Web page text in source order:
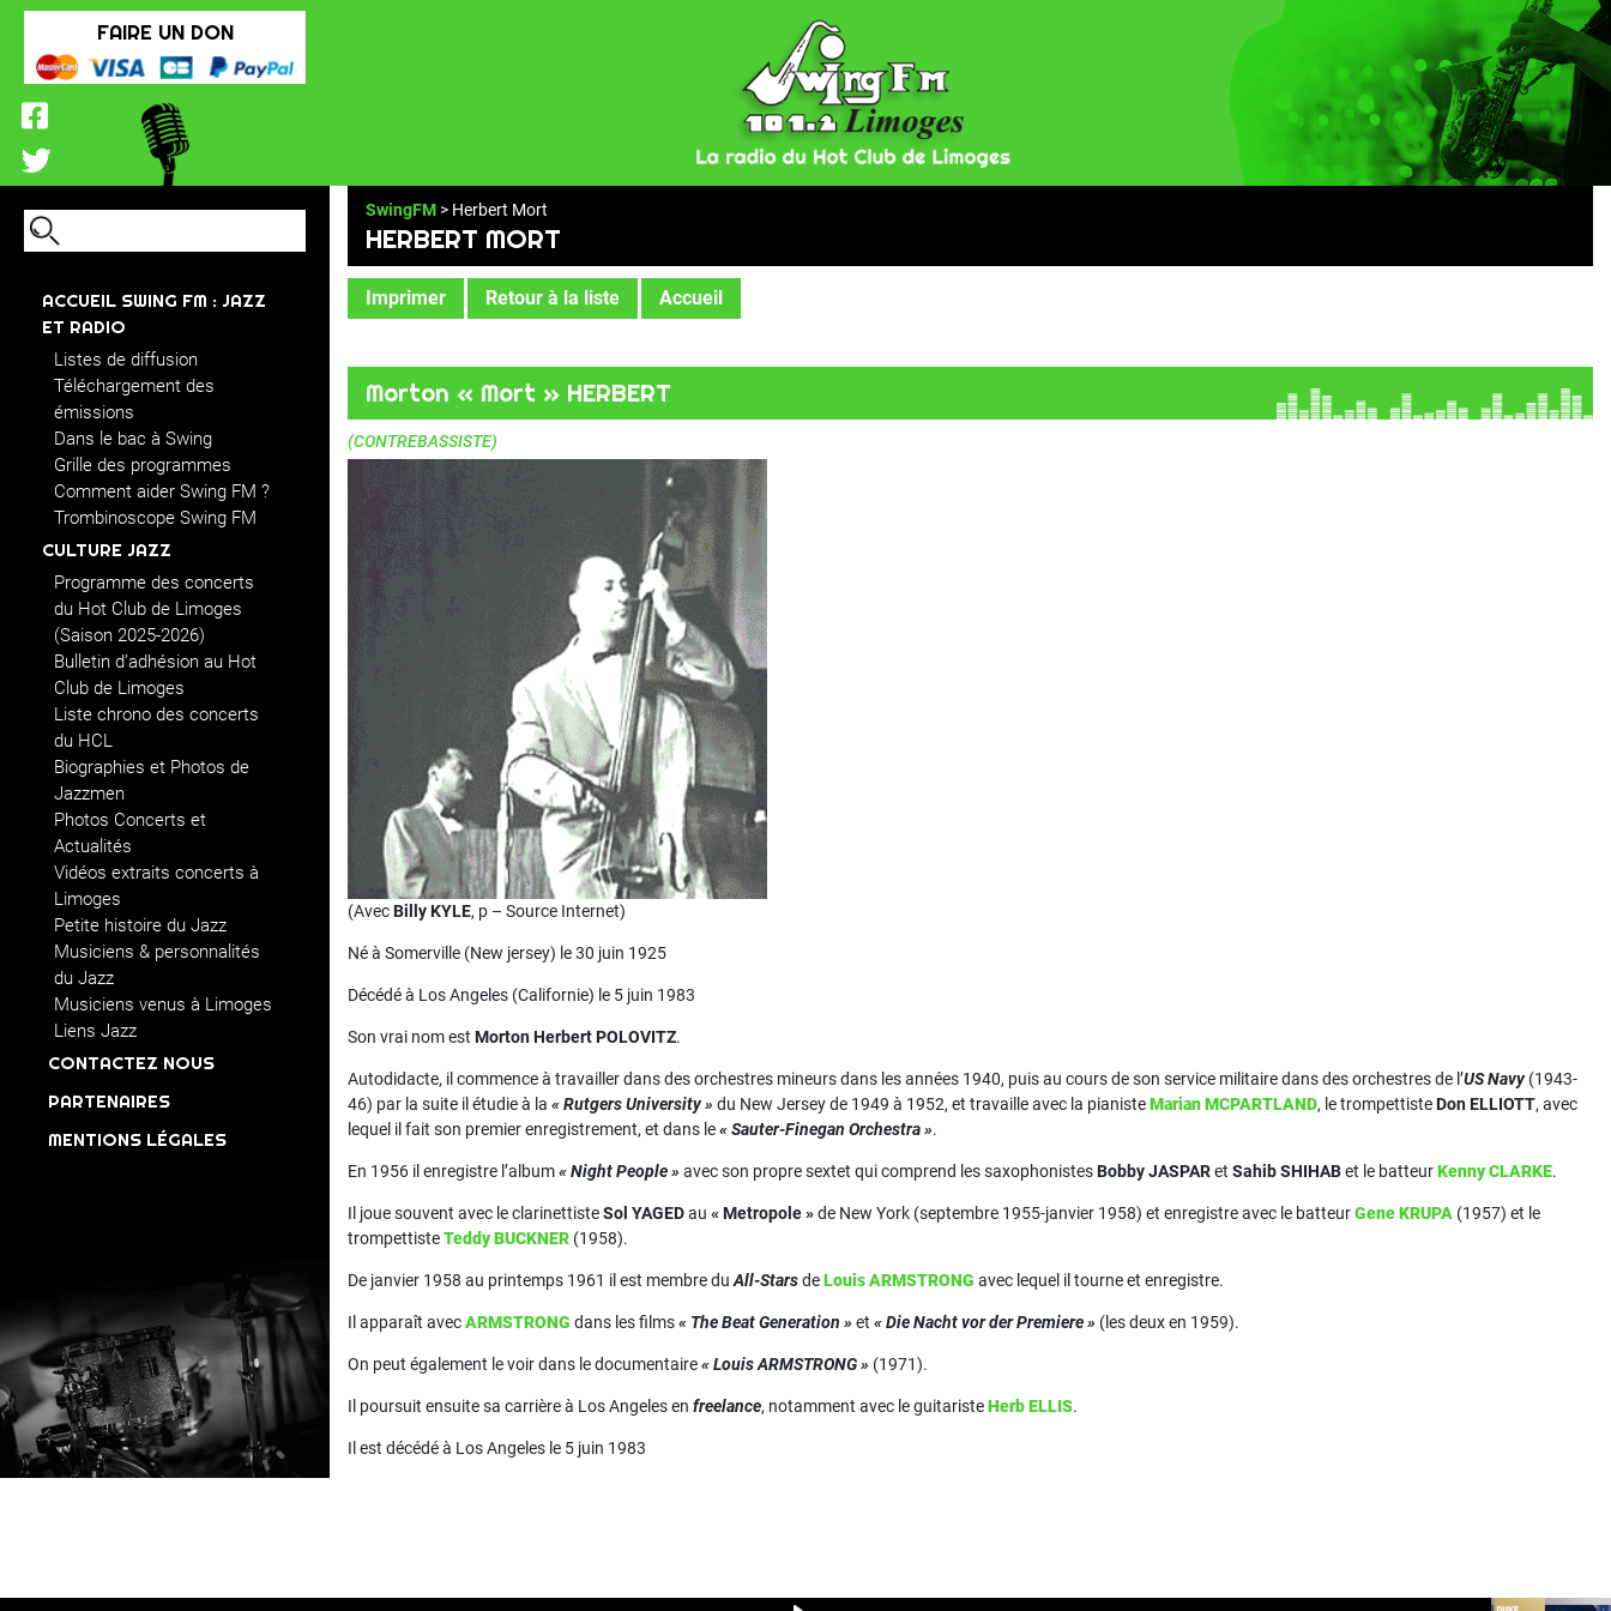
FAIRE UN DON
ACCUEIL SWING FM : JAZZ
ET RADIO
Listes de diffusion
Téléchargement des
émissions
Dans le bac à Swing
Grille des programmes
Comment aider Swing FM ?
Trombinoscope Swing FM
CULTURE JAZZ
Programme des concerts
du Hot Club de Limoges
(Saison 2025-2026)
Bulletin d’adhésion au Hot
Club de Limoges
Liste chrono des concerts
du HCL
Biographies et Photos de
Jazzmen
Photos Concerts et
Actualités
Vidéos extraits concerts à
Limoges
Petite histoire du Jazz
Musiciens & personnalités
du Jazz
Musiciens venus à Limoges
Liens Jazz
CONTACTEZ NOUS
PARTENAIRES
MENTIONS LÉGALES
SwingFM > Herbert Mort
HERBERT MORT
Imprimer Retour à la liste Accueil
Morton « Mort » HERBERT
(CONTREBASSISTE)
(AvecBilly KYLE, p – Source Internet)
Né à Somerville (New jersey) le 30 juin 1925
Décédé à Los Angeles (Californie) le 5 juin 1983
Son vrai nom est Morton Herbert POLOVITZ.
Autodidacte, il commence à travailler dans des orchestres mineurs dans les années 1940, puis au cours de son service militaire dans des orchestres de l’US Navy(1943-
46) par la suite il étudie à la « Rutgers University » du New Jersey de 1949 à 1952, et travaille avec la pianisteMarian MCPARTLAND, le trompettisteDon ELLIOTT, avec
lequel il fait son premier enregistrement, et dans le« Sauter-Finegan Orchestra ».
En 1956 il enregistre l’album« Night People » avec son propre sextet qui comprend les saxophonistesBobby JASPARet Sahib SHIHABet le batteurKenny CLARKE.
Il joue souvent avec le clarinettisteSol YAGEDau « Metropole »de New York (septembre 1955-janvier 1958) et enregistre avec le batteurGene KRUPA (1957) et le
trompettisteTeddy BUCKNER (1958).
De janvier 1958 au printemps 1961 il est membre du All-StarsdeLouis ARMSTRONG avec lequel il tourne et enregistre.
Il apparaît avecARMSTRONG dans les films« The Beat Generation » et « Die Nacht vor der Premiere » (les deux en 1959).
On peut également le voir dans le documentaire« Louis ARMSTRONG » (1971).
Il poursuit ensuite sa carrière à Los Angeles en freelance, notamment avec le guitaristeHerb ELLIS.
Il est décédé à Los Angeles le 5 juin 1983